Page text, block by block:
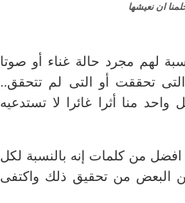
ان نعيشها
لهم مجرد حالة غناء أو صوتا
التى تحققت أو التى لم تتحقق..
واحد منا أثرا غائرا لا تستدعيه
افضل من كلمات إنه بالنسبة لكل
البعض من تحقيق ذلك واكتفى